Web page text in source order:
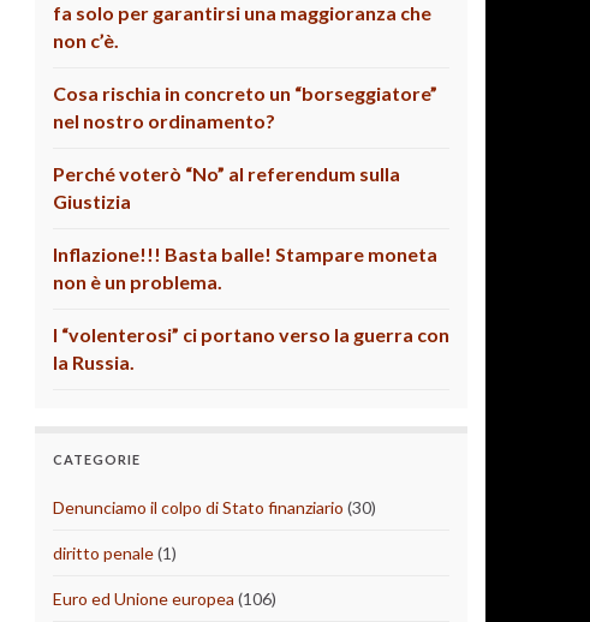
fa solo per garantirsi una maggioranza che
non c’è.
Cosa rischia in concreto un “borseggiatore”
nel nostro ordinamento?
Perché voterò “No” al referendum sulla
Giustizia
Inflazione!!! Basta balle! Stampare moneta
non è un problema.
I “volenterosi” ci portano verso la guerra con
la Russia.
CATEGORIE
Denunciamo il colpo di Stato finanziario (30)
diritto penale(1)
Euro ed Unione europea (106)